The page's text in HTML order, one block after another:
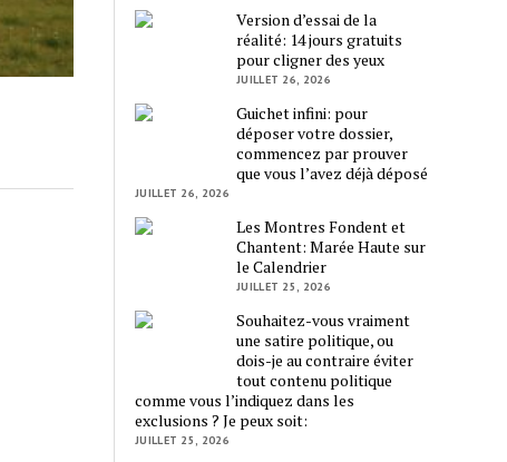
Version d’essai de la
réalité: 14 jours gratuits
pour cligner des yeux
JUILLET 26, 2026
Guichet infini: pour
déposer votre dossier,
commencez par prouver
que vous l’avez déjà déposé
JUILLET 26, 2026
Les Montres Fondent et
Chantent: Marée Haute sur
le Calendrier
JUILLET 25, 2026
Souhaitez-vous vraiment
une satire politique, ou
dois-je au contraire éviter
tout contenu politique
comme vous l’indiquez dans les
exclusions ? Je peux soit:
JUILLET 25, 2026